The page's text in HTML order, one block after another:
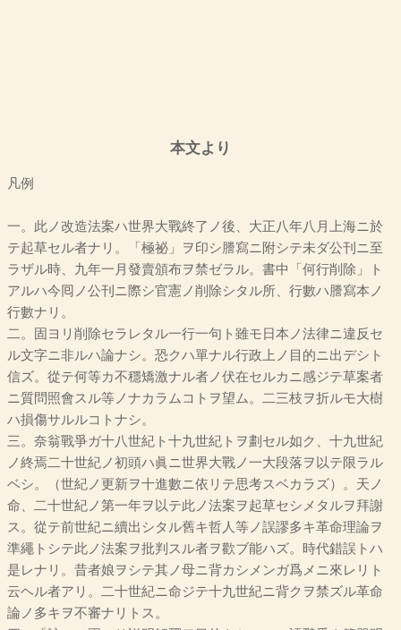
本文より
凡例
一。此ノ改造法案ハ世界大戰終了ノ後、大正八年八月上海ニ於
テ起草セル者ナリ。「極祕」ヲ印シ謄寫ニ附シテ未ダ公刊ニ至
ラザル時、九年一月發賣頒布ヲ禁ゼラル。書中「何行削除」ト
アルハ今囘ノ公刊ニ際シ官憲ノ削除シタル所、行數ハ謄寫本ノ
行數ナリ。
二。固ヨリ削除セラレタル一行一句ト雖モ日本ノ法律ニ違反セ
ル文字ニ非ルハ論ナシ。恐クハ單ナル行政上ノ目的ニ出デシト
信ズ。從テ何等カ不穩矯激ナル者ノ伏在セルカニ感ジテ草案者
ニ質問照會スル等ノナカラムコトヲ望ム。二三枝ヲ折ルモ大樹
ハ損傷サルルコトナシ。
三。奈翁戰爭ガ十八世紀ト十九世紀トヲ劃セル如ク、十九世紀
ノ終焉二十世紀ノ初頭ハ眞ニ世界大戰ノ一大段落ヲ以テ限ラル
ベシ。（世紀ノ更新ヲ十進數ニ依リテ思考スベカラズ）。天ノ
命、二十世紀ノ第一年ヲ以テ此ノ法案ヲ起草セシメタルヲ拜謝
ス。從テ前世紀ニ續出シタル舊キ哲人等ノ誤謬多キ革命理論ヲ
準繩トシテ此ノ法案ヲ批判スル者ヲ歡ブ能ハズ。時代錯誤トハ
是レナリ。昔者娘ヲシテ其ノ母ニ背カシメンガ爲メニ來レリト
云ヘル者アリ。二十世紀ニ命ジテ十九世紀ニ背クヲ禁ズル革命
論ノ多キヲ不審ナリトス。